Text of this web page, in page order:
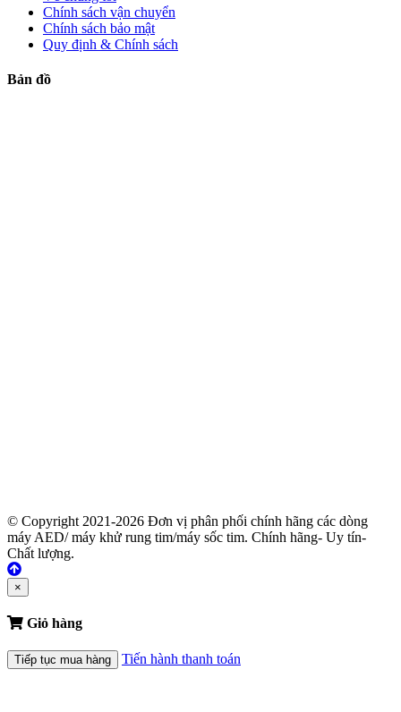
Chính sách vận chuyển
Chính sách bảo mật
Quy định & Chính sách
Bản đồ
© Copyright 2021-2026 Đơn vị phân phối chính hãng các dòng
máy AED/ máy khử rung tim/máy sốc tim. Chính hãng- Uy tín-
Chất lượng.
×
Giỏ hàng
Tiếp tục mua hàng Tiến hành thanh toán